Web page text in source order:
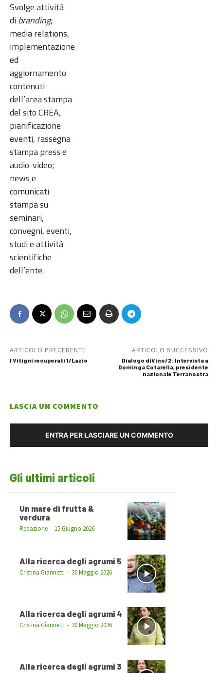
Svolge attività
dibranding,
media relations,
implementazione
ed
aggiornamento
contenuti
dell’area stampa
del sito CREA,
pianificazione
eventi, rassegna
stampa press e
audio-video;
news e
comunicati
stampa su
seminari,
convegni, eventi,
studi e attività
scientifiche
dell’ente.
ARTICOLO PRECEDENTE
I Vitigni recuperati 1/Lazio
ARTICOLO SUCCESSIVO
Dialogo diVino/2: Intervista a
Dominga Cotarella, presidente
nazionale Terranostra
LASCIA UN COMMENTO
ENTRA PER LASCIARE UN COMMENTO
Gli ultimi articoli
Un mare di frutta &
verdura
Redazione - 15 Giugno 2026
Alla ricerca degli agrumi 5
Cristina Giannetti - 30 Maggio 2026
Alla ricerca degli agrumi 4
Cristina Giannetti - 30 Maggio 2026
Alla ricerca degli agrumi 3